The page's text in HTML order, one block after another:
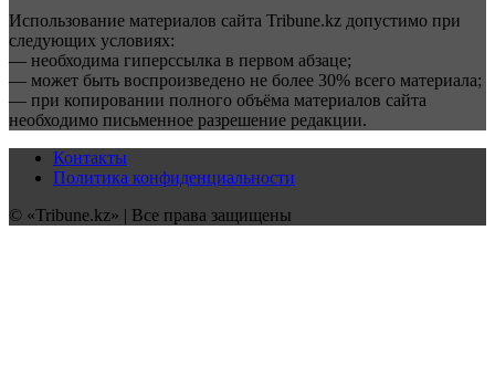
Использование материалов сайта Tribune.kz допустимо при
следующих условиях:
— необходима гиперссылка в первом абзаце;
— может быть воспроизведено не более 30% всего материала;
— при копировании полного объёма материалов сайта
необходимо письменное разрешение редакции.
Контакты
Политика конфиденциальности
© «Tribune.kz» | Все права защищены